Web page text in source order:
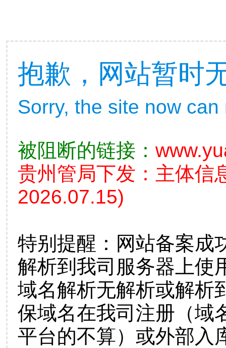
抱歉，网站暂时
Sorry, the site now
被阻断的链接：
贵州管局下发：主体信
2026.07.15)
特别提醒：网站备案成
解析到我司服务器上使
域名解析无解析或解析
保域名在我司注册（域
平台的不算）或外部入